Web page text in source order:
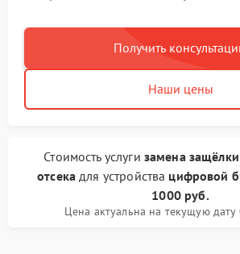
Получить
Наши цены
Стоимость услуги замена
отсека для устройства цифровой
1000 руб.
Цена актуальна на текущую